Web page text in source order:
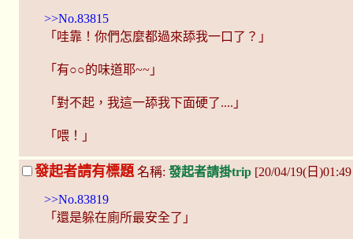
>>No.83815
「哇靠！你們怎麼都過來舔我一口了？」
「有○○的味道耶~~」
「對不起，我這一舔我下面硬了....」
「喂！」
發起者請有標題 名稱: 發起者請掛trip [20/04/19(日
>>No.83819
「還是躲在廁所最安全了」